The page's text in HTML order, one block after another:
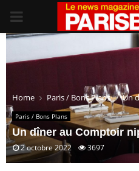
PRIMARY
Home Paris / Bons Plans Un
Paris / Bons Plans
Un dîner au Comptoir
2 octobre 2022 3697